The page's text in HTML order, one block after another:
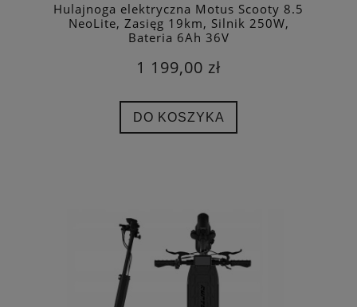
Hulajnoga elektryczna Motus Scooty 8.5
NeoLite, Zasięg 19km, Silnik 250W,
Bateria 6Ah 36V
1 199,00 zł
DO KOSZYKA